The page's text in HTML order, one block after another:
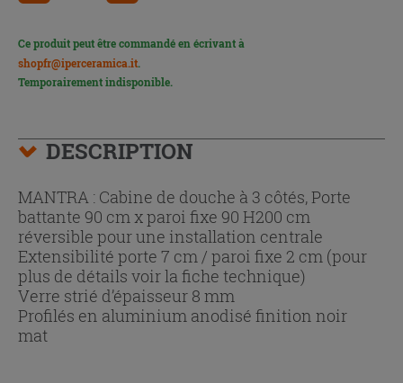
Ce produit peut être commandé en écrivant à
shopfr@iperceramica.it.
Temporairement indisponible.
DESCRIPTION
MANTRA : Cabine de douche à 3 côtés, Porte
battante 90 cm x paroi fixe 90 H200 cm
réversible pour une installation centrale
Extensibilité porte 7 cm / paroi fixe 2 cm (pour
plus de détails voir la fiche technique)
Verre strié d’épaisseur 8 mm
Profilés en aluminium anodisé finition noir
mat